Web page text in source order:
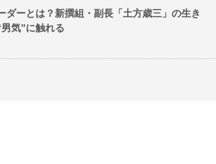
ダーとは？新撰組・副長「土方歳三」の生き
気”に触れる